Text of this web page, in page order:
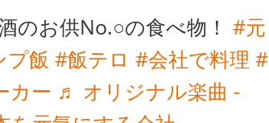
のお供No.○の食べ物！ #元
飯 #飯テロ #会社で料理 #
カー ♬ オリジナル楽曲 -